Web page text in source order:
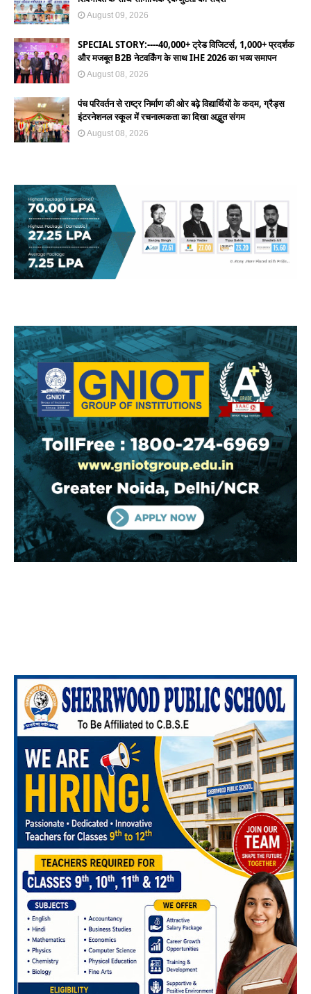
August 09, 2026
SPECIAL STORY:----40,000+ ट्रेड विजिटर्स, 1,000+ प्रदर्शक
और मजबूत B2B नेटवर्किंग के साथ IHE 2026 का भव्य समापन
August 08, 2026
पंच परिवर्तन से राष्ट्र निर्माण की ओर बढ़े विद्यार्थियों के कदम, ग्रैड्स
इंटरनेशनल स्कूल में रचनात्मकता का दिखा अद्भुत संगम
August 08, 2026